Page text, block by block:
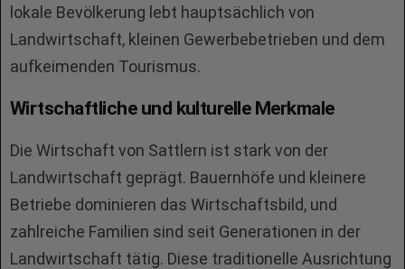
lokale Bevölkerung lebt hauptsächlich von
Landwirtschaft, kleinen Gewerbebetrieben und dem
aufkeimenden Tourismus.
Wirtschaftliche und kulturelle Merkmale
Die Wirtschaft von Sattlern ist stark von der
Landwirtschaft geprägt. Bauernhöfe und kleinere
Betriebe dominieren das Wirtschaftsbild, und
zahlreiche Familien sind seit Generationen in der
Landwirtschaft tätig. Diese traditionelle Ausrichtung